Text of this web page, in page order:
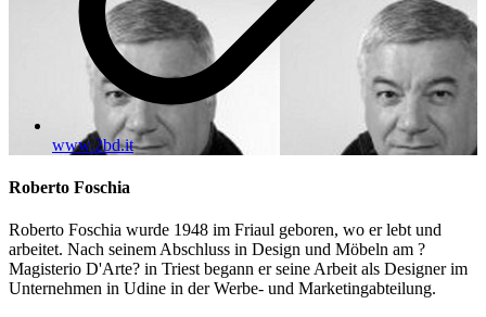
www.2bd.it
Roberto Foschia
Roberto Foschia wurde 1948 im Friaul geboren, wo er lebt und
arbeitet. Nach seinem Abschluss in Design und Möbeln am ?
Magisterio D'Arte? in Triest begann er seine Arbeit als Designer im
Unternehmen in Udine in der Werbe- und Marketingabteilung.